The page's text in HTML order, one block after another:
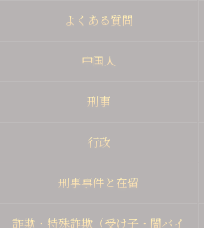
よくある質問
中国人
刑事
行政
刑事事件と在留
詐欺・特殊詐欺（受け子・闇バイ